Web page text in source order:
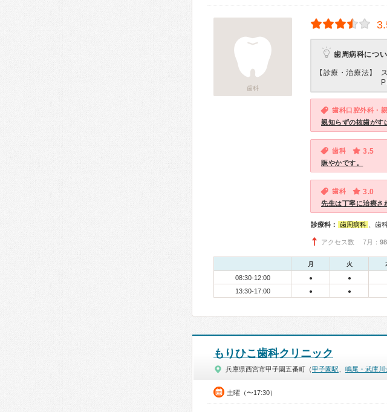
歯科
歯周病科につ
【診療・治療法】
歯科口腔外科・
親知らずの抜歯がす
歯科 3.5
賑やかです。
歯科 3.0
先生は丁寧に治療さ
診療科： 歯周病科 、歯
アクセス数 7月： 98
月 火
08:30-12:00 ● ●
13:30-17:00 ● ●
もりひこ歯科クリニック
兵庫県西宮市甲子園五番町（甲子園駅 鳴尾・武庫川
土曜（〜17:30）